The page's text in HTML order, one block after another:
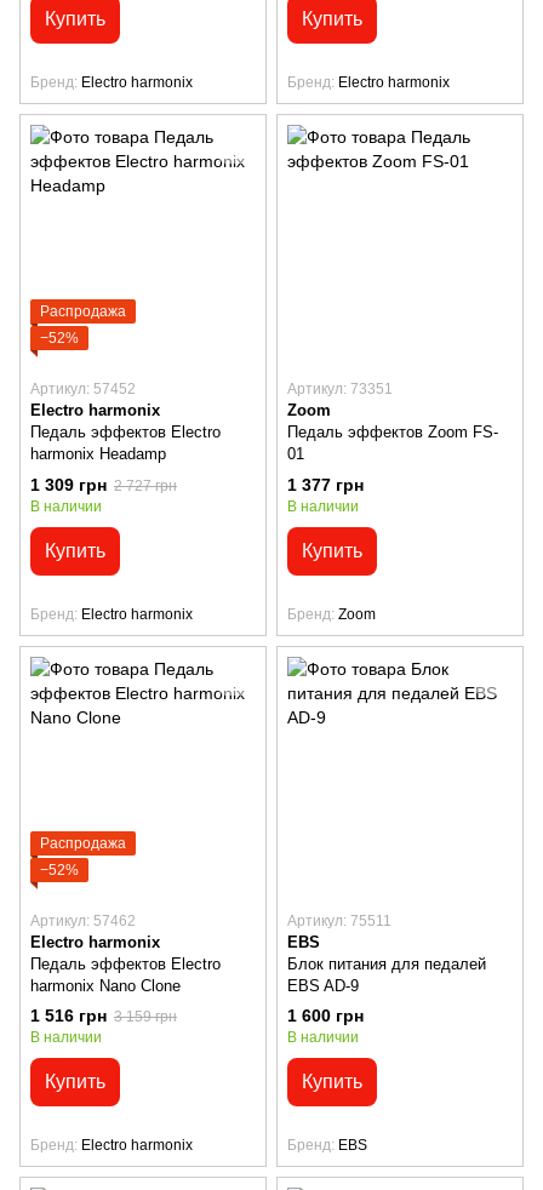
Купить
Бренд Electro harmonix
Купить
Бренд Electro harmonix
Распродажа
−52%
Артикул: 57452
Electro harmonix
Педаль эффектов Electro
harmonix Headamp
1 309 грн 2 727 грн
В наличии
Купить
Бренд Electro harmonix
Артикул: 73351
Zoom
Педаль эффектов Zoom FS-
01
1 377 грн
В наличии
Купить
Бренд Zoom
Распродажа
−52%
Артикул: 57462
Electro harmonix
Педаль эффектов Electro
harmonix Nano Clone
1 516 грн 3 159 грн
В наличии
Купить
Бренд Electro harmonix
Артикул: 75511
EBS
Блок питания для педалей
EBS AD-9
1 600 грн
В наличии
Купить
Бренд EBS